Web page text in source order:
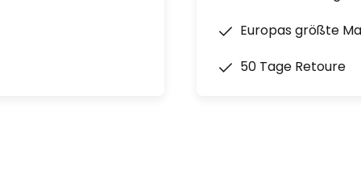
Europas größte
50 Tage Retoure